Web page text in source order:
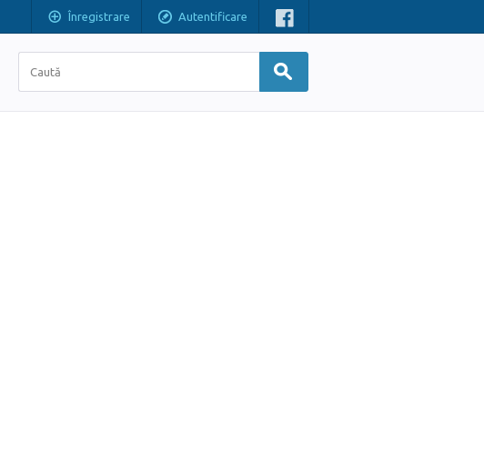
Înregistrare Autentificare